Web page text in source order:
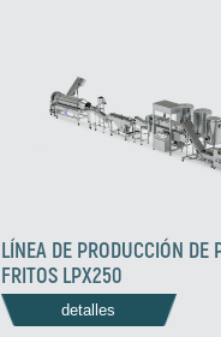
LÍNEA DE PRODUCCIÓN DE
FRITOS LPX250
detalles